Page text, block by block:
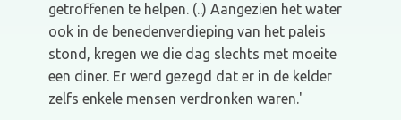
getroffenen te helpen. (..) Aangezien het water
ook in de benedenverdieping van het paleis
stond, kregen we die dag slechts met moeite
een diner. Er werd gezegd dat er in de kelder
zelfs enkele mensen verdronken waren.'